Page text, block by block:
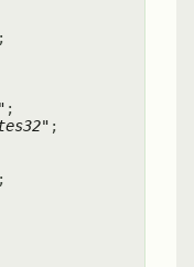
;
;
;
;